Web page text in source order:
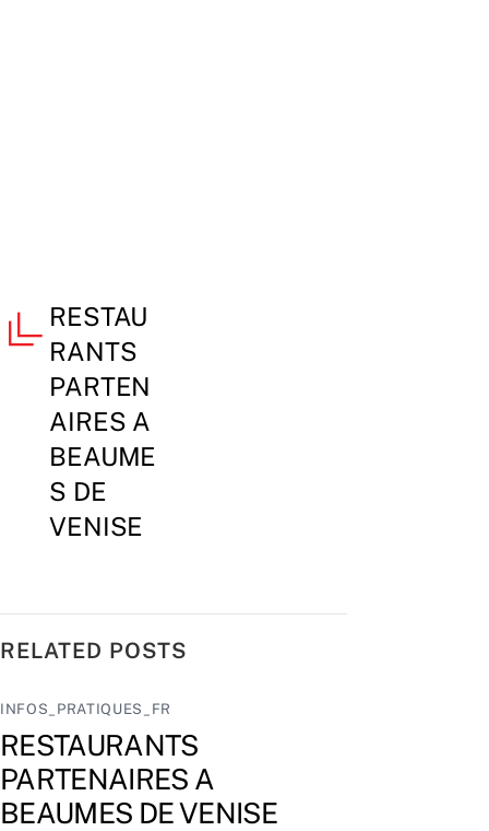
RESTAU
RANTS
PARTEN
AIRES A
BEAUME
S DE
VENISE
RELATED POSTS
INFOS_PRATIQUES_FR
RESTAURANTS
PARTENAIRES A
BEAUMES DE VENISE